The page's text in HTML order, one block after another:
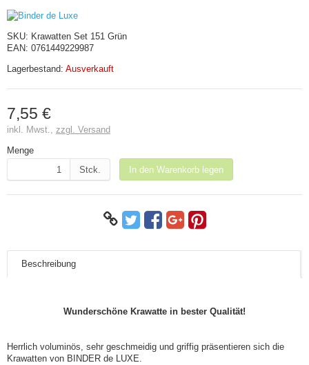
SKU: Krawatten Set 151 Grün
EAN: 0761449229987
Lagerbestand: Ausverkauft
7,55 €
inkl. Mwst., zzgl. Versand
Menge
Stck.
In den Warenkorb legen
Beschreibung
Wunderschöne Krawatte in bester Qualität!
Herrlich voluminös, sehr geschmeidig und griffig präsentieren sich die
Krawatten von BINDER de LUXE.